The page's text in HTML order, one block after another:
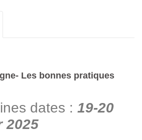
Les bonnes pratiques
dates : 19-20
2025